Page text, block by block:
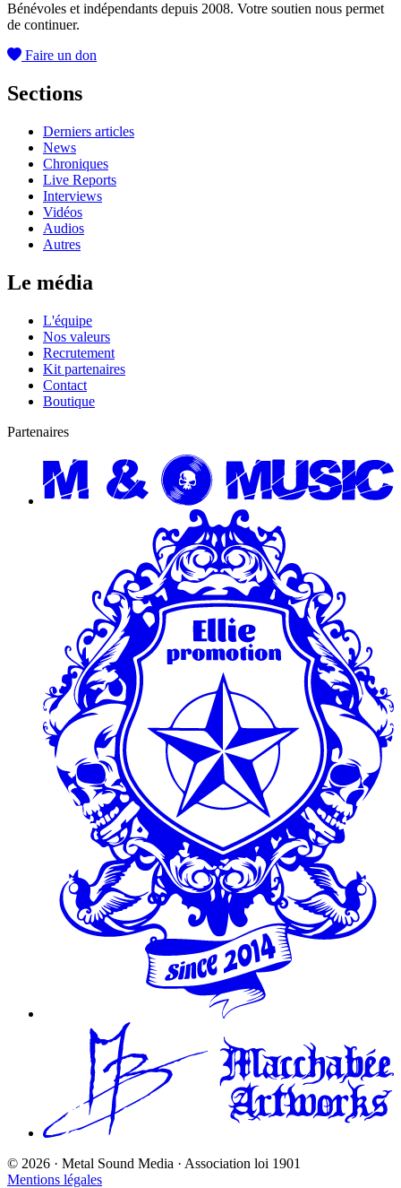
Bénévoles et indépendants depuis 2008. Votre soutien nous permet
de continuer.
Faire un don
Sections
Derniers articles
News
Chroniques
Live Reports
Interviews
Vidéos
Audios
Autres
Le média
L'équipe
Nos valeurs
Recrutement
Kit partenaires
Contact
Boutique
Partenaires
© 2026 · Metal Sound Media · Association loi 1901
Mentions légales